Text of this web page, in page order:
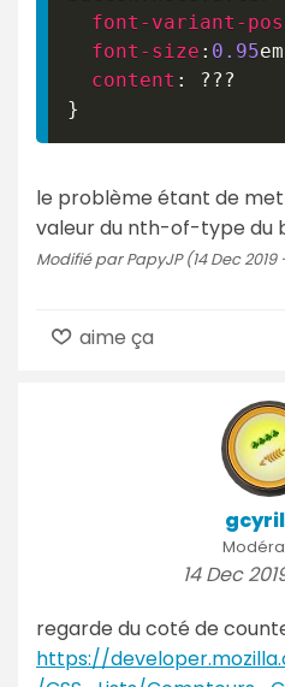
font-variant-
font-size : 0.95em
content :
}
le problème étant de
valeur du nth-of-type du
Modifié par PapyJP (14 Dec 2019
aime ça
14 Dec
regarde du coté de
https://